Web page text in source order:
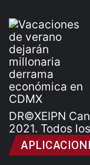
DR©XEIPN
2021. Todos